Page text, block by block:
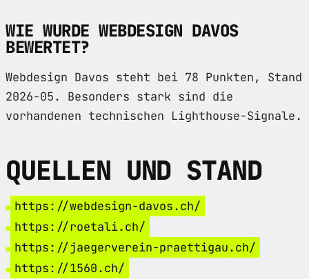
WIE WURDE WEBDESIGN DAVOS
BEWERTET?
Webdesign Davos steht bei 78 Punkten, Stand
2026-05. Besonders stark sind die
vorhandenen technischen Lighthouse-Signale.
QUELLEN UND STAND
https://webdesign-davos.ch/
https://roetali.ch/
https://jaegerverein-praettigau.ch/
https://1560.ch/